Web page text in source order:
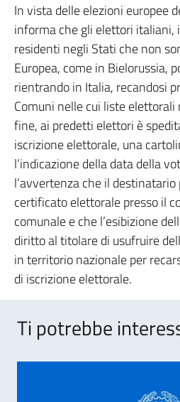
In vista delle elezioni europee
informa che gli elettori italiani,
residenti negli Stati che non
Europea, come in Bielorussia,
rientrando in Italia, recandosi
Comuni nelle cui liste
fine, ai predetti elettori è
iscrizione elettorale, una
l’indicazione della data della
l’avvertenza che il
certificato elettorale presso il
comunale e che l’esibizione
diritto al titolare di usufruire
in territorio nazionale per
di iscrizione elettorale.
Ti potrebbe